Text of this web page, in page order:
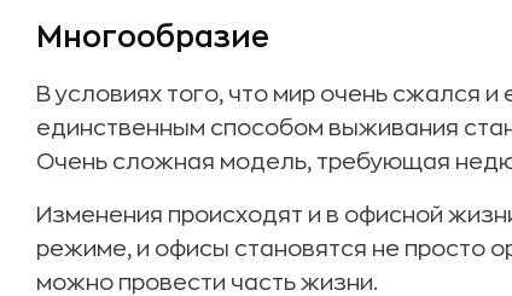
Многообразие
В условиях того, что мир очень сжался и
единственным способом выживания
Очень сложная модель, требующая
Изменения происходят и в офисной
режиме, и офисы становятся не просто
можно провести часть жизни.